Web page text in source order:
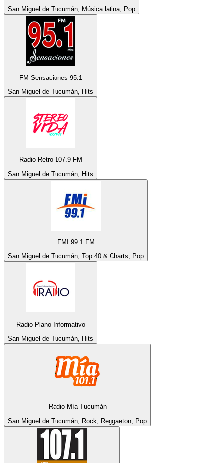
San Miguel de Tucumán, Música latina, Pop
FM Sensaciones 95.1
San Miguel de Tucumán, Hits
Radio Retro 107.9 FM
San Miguel de Tucumán, Hits
FMI 99.1 FM
San Miguel de Tucumán, Top 40 & Charts, Pop
Radio Plano Informativo
San Miguel de Tucumán, Hits
Radio Mía Tucumán
San Miguel de Tucumán, Rock, Reggaeton, Pop